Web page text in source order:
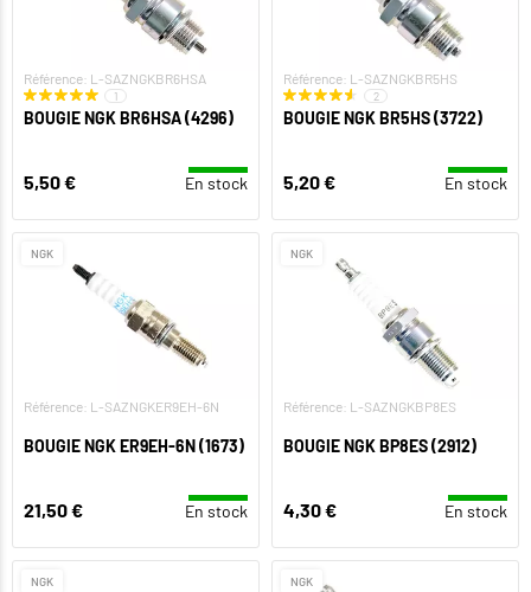
Référence: L-SAZNGKBR6HSA
1
BOUGIE NGK BR6HSA (4296)
5,50 € En stock
Référence: L-SAZNGKBR5HS
2
BOUGIE NGK BR5HS (3722)
5,20 € En stock
NGK
Référence: L-SAZNGKER9EH-6N
BOUGIE NGK ER9EH-6N (1673)
21,50 € En stock
NGK
Référence: L-SAZNGKBP8ES
BOUGIE NGK BP8ES (2912)
4,30 € En stock
NGK NGK